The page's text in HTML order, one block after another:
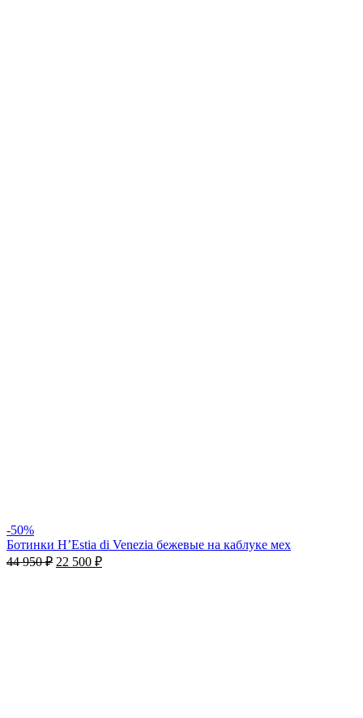
-50%
Ботинки H’Estia di Venezia бежевые на каблуке мех
44 950₽ 22 500 ₽